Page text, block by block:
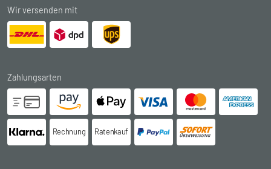
Wir versenden mit
Zahlungsarten
Rechnung Ratenkauf